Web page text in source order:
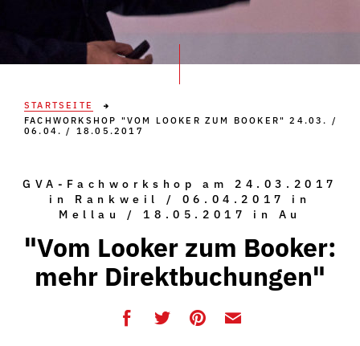
STARTSEITE
FACHWORKSHOP "VOM LOOKER ZUM BOOKER" 24.03. /
06.04. / 18.05.2017
GVA-Fachworkshop am 24.03.2017
in Rankweil / 06.04.2017 in
Mellau / 18.05.2017 in Au
"Vom Looker zum Booker:
mehr Direktbuchungen"